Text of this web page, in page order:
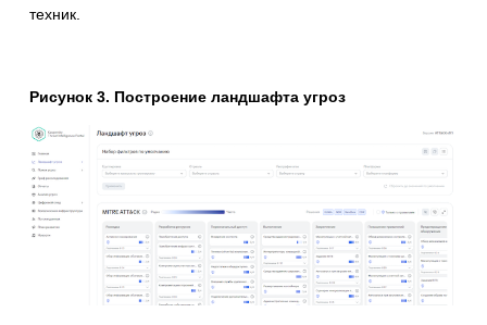
техник.
Рисунок 3. Построение ландшафта угроз